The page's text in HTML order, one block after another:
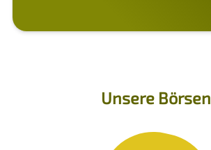
Unsere Börsen